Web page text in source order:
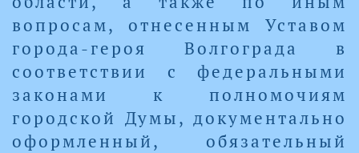
вопросам, отнесенным Уставом
города-героя Волгограда в
соответствии с федеральными
законами к полномочиям
городской Думы, документально
оформленный, обязательный